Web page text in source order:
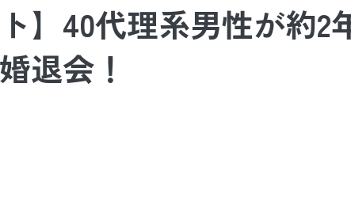
】40代理系男性が約2
退会！